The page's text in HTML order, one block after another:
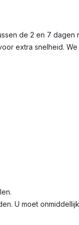
de 2 en 7 dagen
extra snelheid.
U moet